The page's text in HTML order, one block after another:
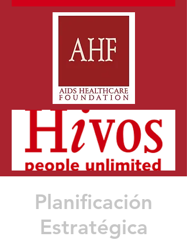
Planificación
Estratégica